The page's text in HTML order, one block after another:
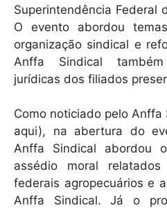
Superintendência Federal
O evento abordou
organização sindical e
Anffa Sindical
jurídicas dos filiados
Como noticiado pelo Anffa
aqui), na abertura do
Anffa Sindical abordou
assédio moral
federais agropecuários e
Anffa Sindical. Já o